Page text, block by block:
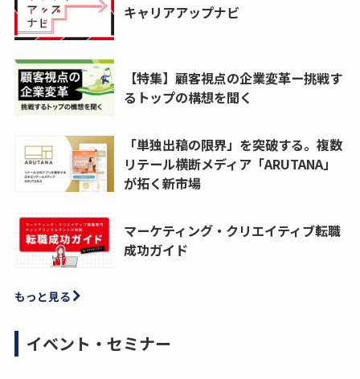
キャリアアップナビ
【特集】顧客視点の企業変革ー挑戦す
るトップの構想を聞く
「単独出稿の限界」を突破する。複数
リテール横断メディア「ARUTANA」
が拓く新市場
マーケティング・クリエイティブ転職
成功ガイド
もっと見る
イベント・セミナー